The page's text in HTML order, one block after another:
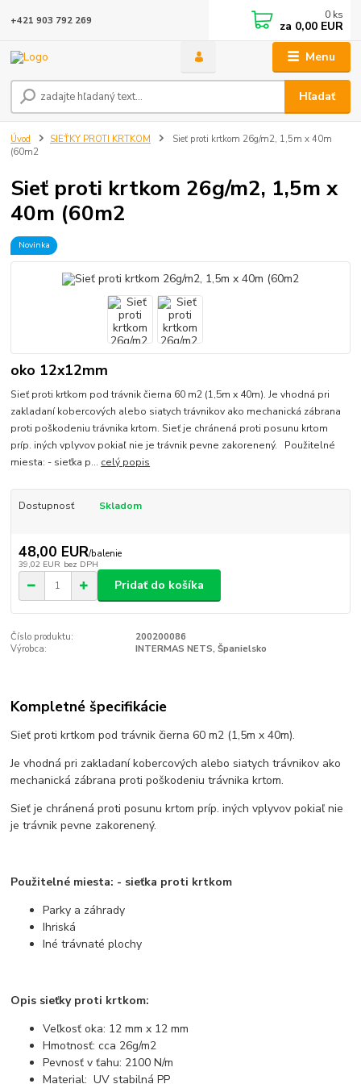
Menu
Hľadať
+421 903 792 269 0 ks
za 0,00 EUR
Úvod SIEŤKY PROTI KRTKOM
Sieť proti krtkom 26g/m2, 1,5m x 40m
(60m2
Sieť proti krtkom 26g/m2, 1,5m x
40m (60m2
Novinka
oko 12x12mm
Sieť proti krtkom pod trávnik čierna 60 m2 (1,5m x 40m). Je vhodná pri
zakladaní kobercových alebo siatych trávnikov ako mechanická zábrana
proti poškodeniu trávnika krtom. Sieť je chránená proti posunu krtom
príp. iných vplyvov pokiaľ nie je trávnik pevne zakorenený. Použitelné
miesta: - sieťka p... celý popis
Dostupnosť Skladom
48,00 EUR/balenie
39,02 EUR bez DPH
Pridať do košíka
Číslo produktu:
200200086
Výrobca:
INTERMAS NETS, Španielsko
Kompletné špecifikácie
Sieť proti krtkom pod trávnik čierna 60 m2 (1,5m x 40m).
Je vhodná pri zakladaní kobercových alebo siatych trávnikov ako
mechanická zábrana proti poškodeniu trávnika krtom.
Sieť je chránená proti posunu krtom príp. iných vplyvov pokiaľ nie
je trávnik pevne zakorenený.
Použitelné miesta: - sieťka proti krtkom
Parky a záhrady
Ihriská
Iné trávnaté plochy
Opis sieťky proti krtkom:
Veľkosť oka: 12 mm x 12 mm
Hmotnosť: cca 26g/m2
Pevnosť v ťahu: 2100 N/m
Material: UV stabilná PP